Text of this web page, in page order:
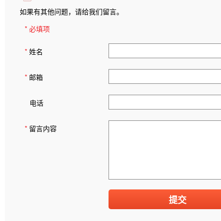
如果有其他问题，请给我们留言。
* 必填项
* 姓名
* 邮箱
电话
* 留言内容